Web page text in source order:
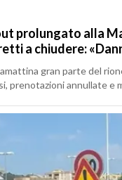
prolungato alla
a chiudere:
gran parte del
prenotazioni annullate e